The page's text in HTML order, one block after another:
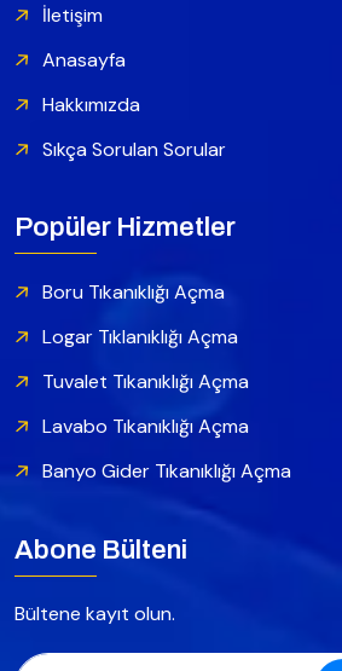
İletişim
Anasayfa
Hakkımızda
Sıkça Sorulan Sorular
Popüler Hizmetler
Boru Tıkanıklığı Açma
Logar Tıklanıklığı Açma
Tuvalet Tıkanıklığı Açma
Lavabo Tıkanıklığı Açma
Banyo Gider Tıkanıklığı Açma
Abone Bülteni
Bültene kayıt olun.